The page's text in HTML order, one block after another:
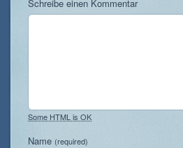
Schreibe einen Kommentar
Some HTML is OK
Name (required)